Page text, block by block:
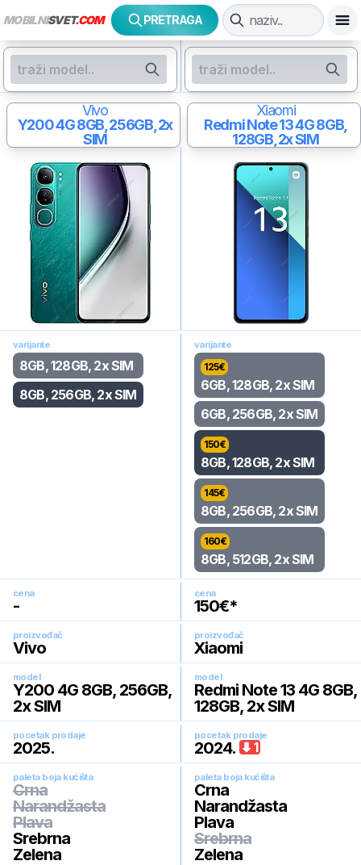
MOBILNISVET.COM PRETRAGA
Vivo
Y200 4G8GB, 256GB, 2x
SIM
Xiaomi
Redmi Note 13 4G8GB,
128GB, 2x SIM
varijante
8GB, 128GB, 2x SIM
8GB, 256GB, 2x SIM
varijante
125€
6GB, 128GB, 2x SIM
6GB, 256GB, 2x SIM
150€
8GB, 128GB, 2x SIM
145€
8GB, 256GB, 2x SIM
160€
8GB, 512GB, 2x SIM
cena
-
cena
150€*
proizvođač
Vivo
proizvođač
Xiaomi
model
Y200 4G 8GB, 256GB,
2x SIM
model
Redmi Note 13 4G 8GB,
128GB, 2x SIM
pocetak prodaje
2025.
pocetak prodaje
2024. 1
paleta boja kućišta
Crna
Narandžasta
Plava
Srebrna
Zelena
paleta boja kućišta
Crna
Narandžasta
Plava
Srebrna
Zelena